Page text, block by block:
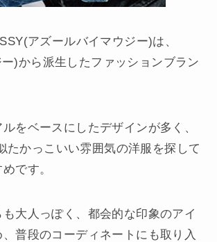
アズールバイマウジー)は、
)から派生したファッションブラン
をベースにしたデザインが多く、
たかっこいい雰囲気の洋服を探して
です。
大人っぽく、都会的な印象のアイ
普段のコーディネートにも取り入